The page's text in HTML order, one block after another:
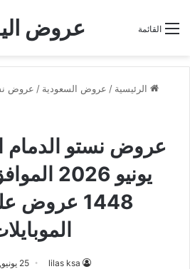
عروض القائمة
الرئيسية / عروض السعودية / عروض
1448
lilas ksa 25 يونيو,2026